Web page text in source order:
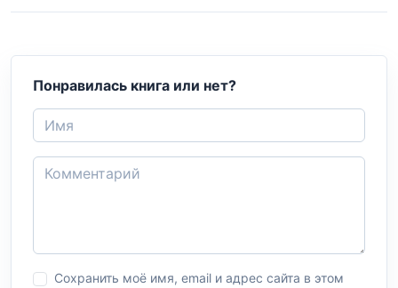
Понравилась книга или нет?
Сохранить моё имя, email и адрес сайта в этом